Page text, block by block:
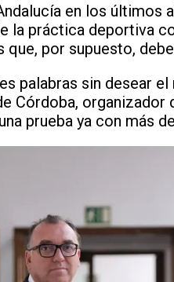
en los últimos
la práctica deportiva
que, por supuesto,
palabras sin desear
Córdoba, organizador
prueba ya con más